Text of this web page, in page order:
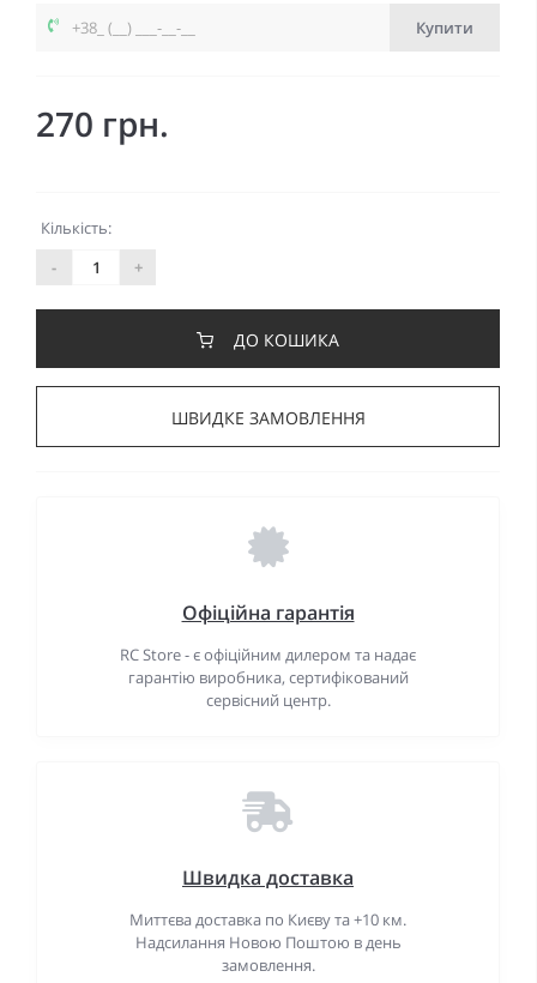
Купити
270 грн.
Кількість:
-
+
ДО КОШИКА
ШВИДКЕ ЗАМОВЛЕННЯ
Офіційна гарантія
RC Store - є офіційним дилером та надає
гарантію виробника, сертифікований
сервісний центр.
Швидка доставка
Миттєва доставка по Києву та +10 км.
Надсилання Новою Поштою в день
замовлення.